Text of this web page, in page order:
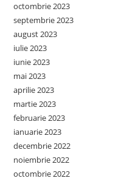
octombrie 2023
septembrie 2023
august 2023
iulie 2023
iunie 2023
mai 2023
aprilie 2023
martie 2023
februarie 2023
ianuarie 2023
decembrie 2022
noiembrie 2022
octombrie 2022